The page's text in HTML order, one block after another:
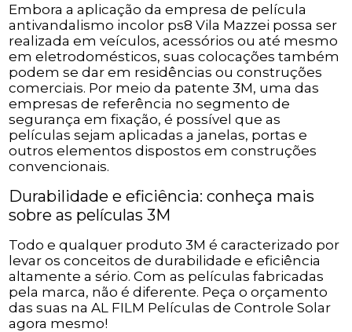
Embora a aplicação da empresa de película
antivandalismo incolor ps8 Vila Mazzei possa ser
realizada em veículos, acessórios ou até mesmo
em eletrodomésticos, suas colocações também
podem se dar em residências ou construções
comerciais. Por meio da patente 3M, uma das
empresas de referência no segmento de
segurança em fixação, é possível que as
películas sejam aplicadas a janelas, portas e
outros elementos dispostos em construções
convencionais.
Durabilidade e eficiência: conheça mais
sobre as películas 3M
Todo e qualquer produto 3M é caracterizado por
levar os conceitos de durabilidade e eficiência
altamente a sério. Com as películas fabricadas
pela marca, não é diferente. Peça o orçamento
das suas na AL FILM Películas de Controle Solar
agora mesmo!